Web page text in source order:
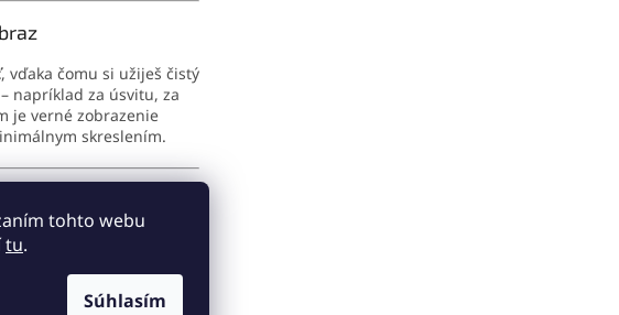
tohto webu
tu.
Súhlasím
, vďaka čomu si užiješ čistý
napríklad za úsvitu, za
je verné zobrazenie
skreslením.
, ktoré sú známe svojou
s
Coated)
na všetkých
farbami a bez rušivých